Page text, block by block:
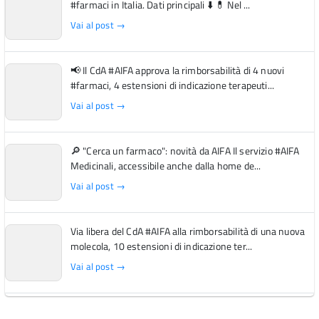
#farmaci in Italia. Dati principali ⬇️ 💊 Nel ...
Vai al post →
📢 Il CdA #AIFA approva la rimborsabilità di 4 nuovi
#farmaci, 4 estensioni di indicazione terapeuti...
Vai al post →
🔎 "Cerca un farmaco": novità da AIFA Il servizio #AIFA
Medicinali, accessibile anche dalla home de...
Vai al post →
Via libera del CdA #AIFA alla rimborsabilità di una nuova
molecola, 10 estensioni di indicazione ter...
Vai al post →